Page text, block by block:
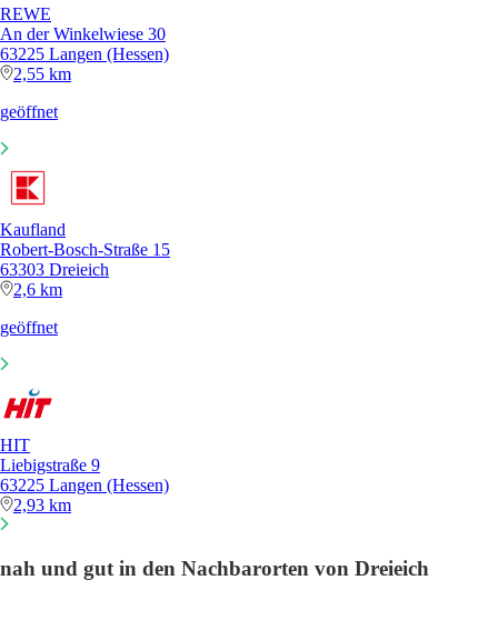
REWE
An der Winkelwiese 30
63225 Langen (Hessen)
2,55 km
geöffnet
Kaufland
Robert-Bosch-Straße 15
63303 Dreieich
2,6 km
geöffnet
HIT
Liebigstraße 9
63225 Langen (Hessen)
2,93 km
nah und gut in den Nachbarorten von Dreieich